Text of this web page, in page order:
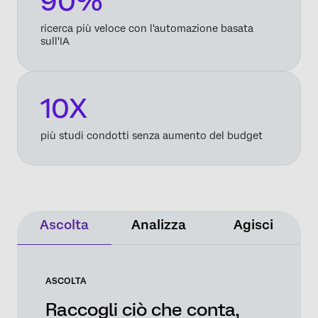
ricerca più veloce con l'automazione basata
sull'IA
10X
più studi condotti senza aumento del budget
Ascolta Analizza Agisci
ASCOLTA
Raccogli ciò che conta,